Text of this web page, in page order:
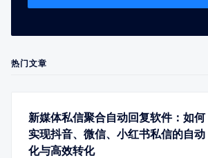
热门文章
新媒体私信聚合自动回复软件：如何
实现抖音、微信、小红书私信的自动
化与高效转化